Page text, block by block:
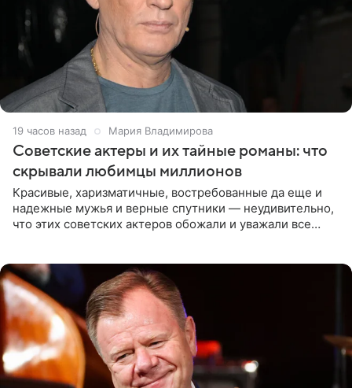
19 часов назад Мария Владимирова
Советские актеры и их тайные романы: что
скрывали любимцы миллионов
Красивые, харизматичные, востребованные да еще и
надежные мужья и верные спутники — неудивительно,
что этих советских актеров обожали и уважали все